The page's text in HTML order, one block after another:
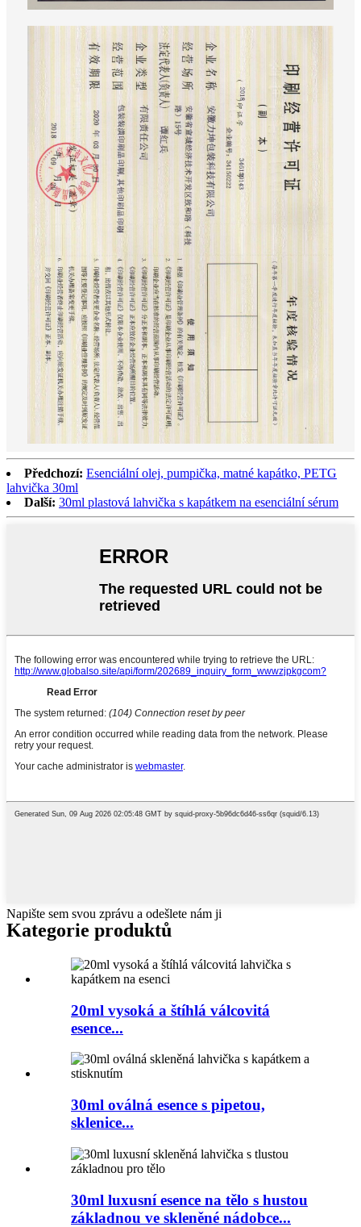
Předchozí: Esenciální olej, pumpička, matné kapátko, PETG
lahvička 30ml
Další: 30ml plastová lahvička s kapátkem na esenciální sérum
Napište sem svou zprávu a odešlete nám ji
Kategorie produktů
20ml vysoká a štíhlá válcovitá
esence...
30ml oválná esence s pipetou,
sklenice...
30ml luxusní esence na tělo s hustou
základnou ve skleněné nádobce...